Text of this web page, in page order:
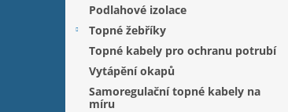
Podlahové izolace
Topné žebříky
Topné kabely pro ochranu potrubí
Vytápění okapů
Samoregulační topné kabely na
míru